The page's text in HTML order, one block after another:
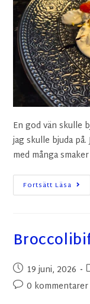
En god vän skulle
jag skulle bjuda
med många
Fortsätt Läsa
19 juni, 2026
0 kommentarer